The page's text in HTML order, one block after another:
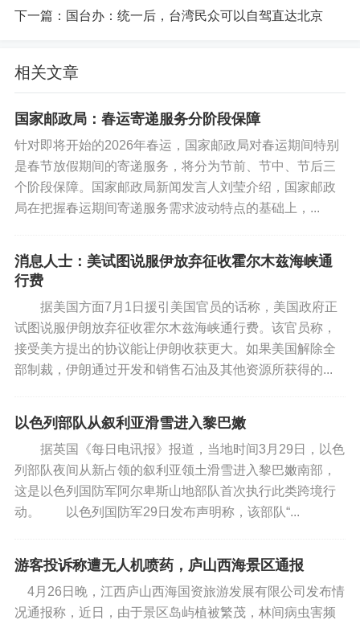
下一篇： 国台办：统一后，台湾民众可以自驾直达北京
相关文章
国家邮政局：春运寄递服务分阶段保障
针对即将开始的2026年春运，国家邮政局对春运期间特别
是春节放假期间的寄递服务，将分为节前、节中、节后三
个阶段保障。国家邮政局新闻发言人刘莹介绍，国家邮政
局在把握春运期间寄递服务需求波动特点的基础上，...
消息人士：美试图说服伊放弃征收霍尔木兹海峡通
行费
据美国方面7月1日援引美国官员的话称，美国政府正
试图说服伊朗放弃征收霍尔木兹海峡通行费。该官员称，
接受美方提出的协议能让伊朗收获更大。如果美国解除全
部制裁，伊朗通过开发和销售石油及其他资源所获得的...
以色列部队从叙利亚滑雪进入黎巴嫩
据英国《每日电讯报》报道，当地时间3月29日，以色
列部队夜间从新占领的叙利亚领土滑雪进入黎巴嫩南部，
这是以色列国防军阿尔卑斯山地部队首次执行此类跨境行
动。 以色列国防军29日发布声明称，该部队“...
游客投诉称遭无人机喷药，庐山西海景区通报
4月26日晚，江西庐山西海国资旅游发展有限公司发布情
况通报称，近日，由于景区岛屿植被繁茂，林间病虫害频